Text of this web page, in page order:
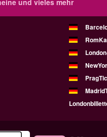
und vieles mehr